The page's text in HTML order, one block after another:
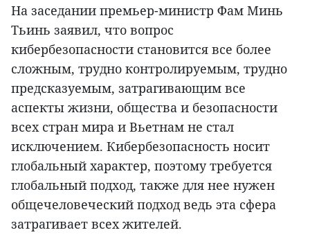
На заседании премьер-министр Фам Минь
Тьинь заявил, что вопрос
кибербезопасности становится все более
сложным, трудно контролируемым, трудно
предсказуемым, затрагивающим все
аспекты жизни, общества и безопасности
всех стран мира и Вьетнам не стал
исключением. Кибербезопасность носит
глобальный характер, поэтому требуется
глобальный подход, также для нее нужен
общечеловеческий подход ведь эта сфера
затрагивает всех жителей.